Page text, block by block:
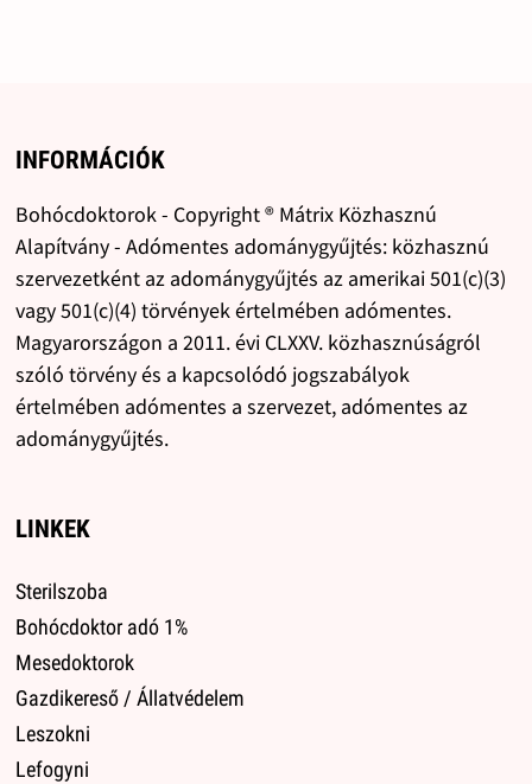
INFORMÁCIÓK
Bohócdoktorok - Copyright ® Mátrix Közhasznú
Alapítvány - Adómentes adománygyűjtés: közhasznú
szervezetként az adománygyűjtés az amerikai 501(c)(3)
vagy 501(c)(4) törvények értelmében adómentes.
Magyarországon a 2011. évi CLXXV. közhasznúságról
szóló törvény és a kapcsolódó jogszabályok
értelmében adómentes a szervezet, adómentes az
adománygyűjtés.
LINKEK
Sterilszoba
Bohócdoktor adó 1%
Mesedoktorok
Gazdikereső / Állatvédelem
Leszokni
Lefogyni